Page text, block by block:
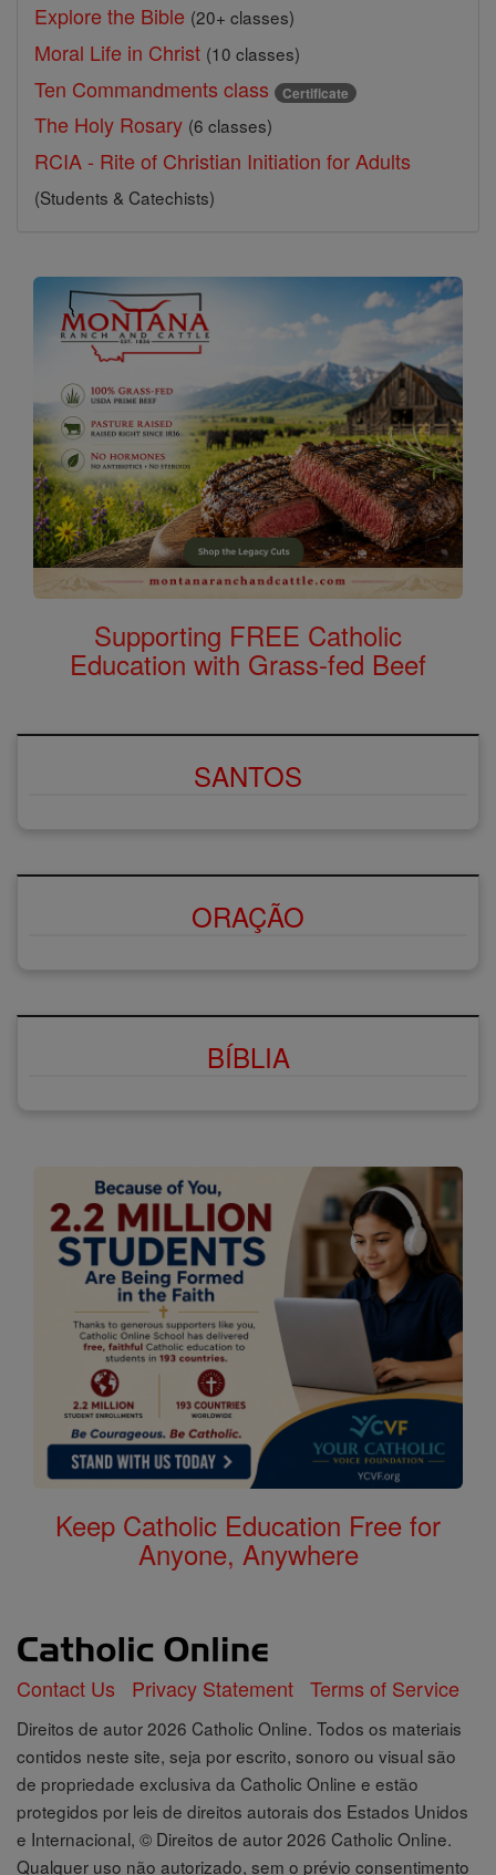
Explore the Bible (20+ classes)
Moral Life in Christ (10 classes)
Ten Commandments class Certificate
The Holy Rosary (6 classes)
RCIA - Rite of Christian Initiation for Adults
(Students & Catechists)
Supporting FREE Catholic
Education with Grass-fed Beef
SANTOS
ORAÇÃO
BÍBLIA
Keep Catholic Education Free for
Anyone, Anywhere
Contact Us Privacy Statement Terms of Service
Direitos de autor 2026 Catholic Online. Todos os materiais
contidos neste site, seja por escrito, sonoro ou visual são
de propriedade exclusiva da Catholic Online e estão
protegidos por leis de direitos autorais dos Estados Unidos
e Internacional, © Direitos de autor 2026 Catholic Online.
Qualquer uso não autorizado, sem o prévio consentimento